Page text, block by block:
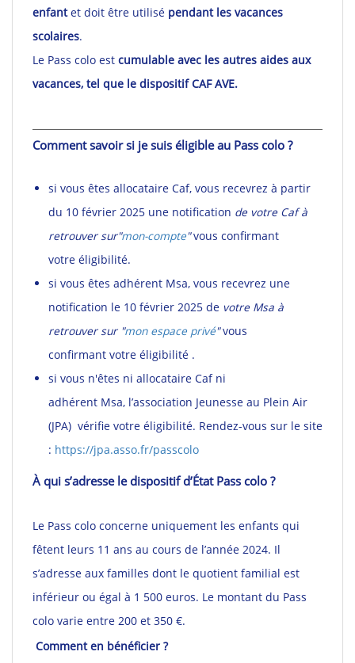
enfantet doit être utilisé pendant les vacances
scolaires.
Le Pass colo est cumulable avec les autres aides aux
vacances, tel que le dispositif CAF AVE.
Comment savoir si je suis éligible au Pass colo ?
si vous êtes allocataire Caf, vous recevrez à partir
du 10 février 2025 une notification de votre Cafà
retrouver sur"mon-compte"vous confirmant
votre éligibilité.
si vous êtes adhérent Msa, vous recevrez une
notification le 10 février 2025 de votre Msa à
retrouver sur "mon espace privé"vous
confirmant votre éligibilité .
si vous n'êtes ni allocataire Caf ni
adhérent Msa, l’association Jeunesse au Plein Air
(JPA) vérifie votre éligibilité. Rendez-vous sur le site
: https://jpa.asso.fr/passcolo
À qui s’adresse le dispositif d’État Pass colo ?
Le Pass colo concerne uniquement les enfants qui
fêtent leurs 11 ans au cours de l’année 2024. Il
s’adresse aux familles dont le quotient familial est
inférieur ou égal à 1 500 euros. Le montant du Pass
colo varie entre 200 et 350 €.
Comment en bénéficier ?